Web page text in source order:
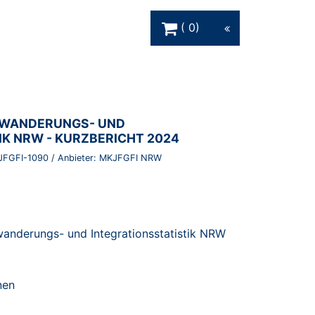
0
UND
NRW - KURZBERICHT 2024
1090 / Anbieter: MKJFGFI NRW
und Integrationsstatistik NRW